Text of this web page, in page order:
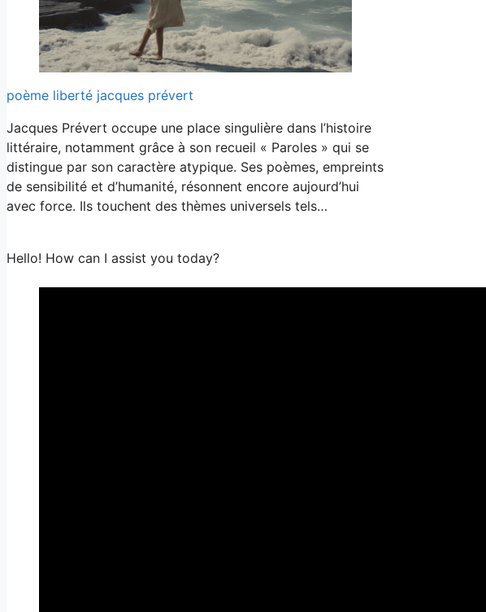
poème liberté jacques prévert
Jacques Prévert occupe une place singulière dans l’histoire
littéraire, notamment grâce à son recueil « Paroles » qui se
distingue par son caractère atypique. Ses poèmes, empreints
de sensibilité et d’humanité, résonnent encore aujourd’hui
avec force. Ils touchent des thèmes universels tels…
Hello! How can I assist you today?